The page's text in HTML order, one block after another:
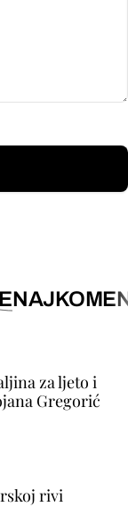
za ljeto i
Gregorić
rivi